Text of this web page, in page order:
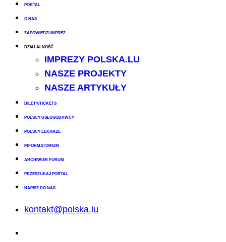
PORTAL
O NAS
ZAPOWIEDZI IMPREZ
DZIAŁALNOŚĆ
IMPREZY POLSKA.LU
NASZE PROJEKTY
NASZE ARTYKUŁY
BILETY/TICKETS
POLSCY USŁUGODAWCY
POLSCY LEKARZE
INFORMATORIUM
ARCHIWUM FORUM
PRZESZUKAJ PORTAL
NAPISZ DO NAS
kontakt@polska.lu